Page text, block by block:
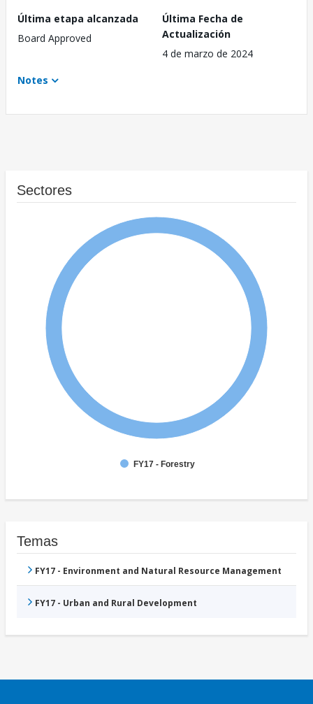
Última etapa alcanzada
Board Approved
Última Fecha de
Actualización
4 de marzo de 2024
Notes
Sectores
FY17 - Forestry
Temas
FY17 - Environment and Natural Resource Management
FY17 - Urban and Rural Development